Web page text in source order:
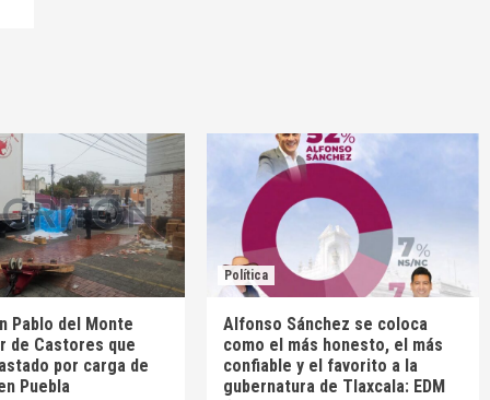
Pablo del Monte
de Castores que
por carga de
Puebla
Política
Alfonso Sánchez se coloca
como el más honesto, el más
confiable y el favorito a la
gubernatura de Tlaxcala: EDM